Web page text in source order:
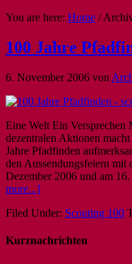
You are here: Home /
100 Jahre
6. November 2006 von
Eine Welt Ein Versprechen
dezentralen Aktionen
Jahre Pfadfinden
den Aussendungsfeiern mit
Dezember 2006 und am
more...]
Filed Under: Scouting 100
Kurznachrichten